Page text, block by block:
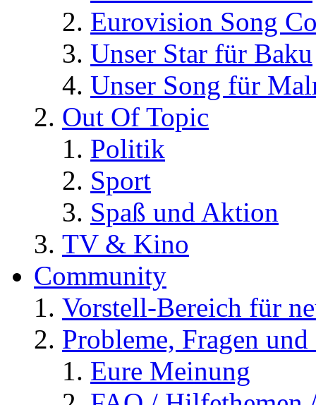
Eurovision Song
Unser Star für Baku
Unser Song für
Out Of Topic
Politik
Sport
Spaß und Aktion
TV & Kino
Community
Vorstell-Bereich für
Probleme, Fragen
Eure Meinung